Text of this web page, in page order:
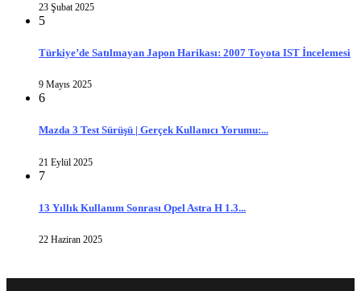
23 Şubat 2025
5
Türkiye’de Satılmayan Japon Harikası: 2007 Toyota IST İncelemesi
9 Mayıs 2025
6
Mazda 3 Test Sürüşü | Gerçek Kullanıcı Yorumu:...
21 Eylül 2025
7
13 Yıllık Kullanım Sonrası Opel Astra H 1.3...
22 Haziran 2025